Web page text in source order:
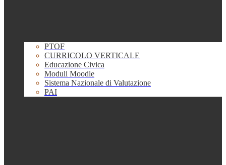
PTOF
CURRICOLO VERTICALE
Educazione Civica
Moduli Moodle
Sistema Nazionale di Valutazione
PAI